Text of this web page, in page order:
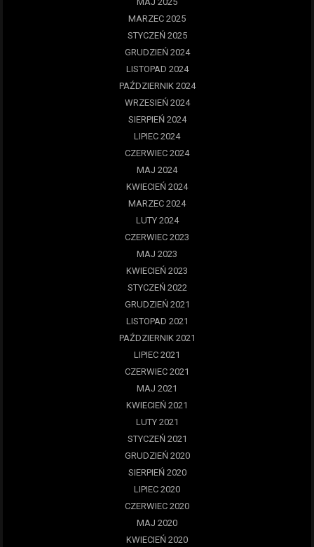
MARZEC 2025
STYCZEŃ 2025
GRUDZIEŃ 2024
LISTOPAD 2024
PAŹDZIERNIK 2024
WRZESIEŃ 2024
SIERPIEŃ 2024
LIPIEC 2024
CZERWIEC 2024
MAJ 2024
KWIECIEŃ 2024
MARZEC 2024
LUTY 2024
CZERWIEC 2023
MAJ 2023
KWIECIEŃ 2023
STYCZEŃ 2022
GRUDZIEŃ 2021
LISTOPAD 2021
PAŹDZIERNIK 2021
LIPIEC 2021
CZERWIEC 2021
MAJ 2021
KWIECIEŃ 2021
LUTY 2021
STYCZEŃ 2021
GRUDZIEŃ 2020
SIERPIEŃ 2020
LIPIEC 2020
CZERWIEC 2020
MAJ 2020
KWIECIEŃ 2020